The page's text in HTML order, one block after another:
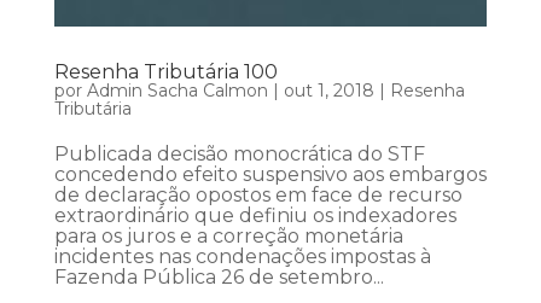
Resenha Tributária 100
por Admin Sacha Calmon | out 1, 2018 | Resenha
Tributária
Publicada decisão monocrática do STF
concedendo efeito suspensivo aos embargos
de declaração opostos em face de recurso
extraordinário que definiu os indexadores
para os juros e a correção monetária
incidentes nas condenações impostas à
Fazenda Pública 26 de setembro...